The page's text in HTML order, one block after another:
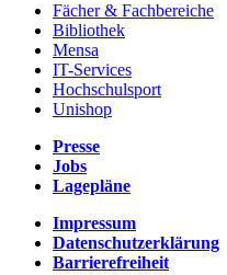
Fächer & Fachbereiche
Bibliothek
Mensa
IT-Services
Hochschulsport
Unishop
Presse
Jobs
Lagepläne
Impressum
Datenschutzerklärung
Barrierefreiheit